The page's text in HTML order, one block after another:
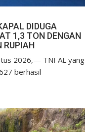
DIDUGA
1,3 TON DENGAN
RUPIAH
2026,— TNI AL yang
berhasil